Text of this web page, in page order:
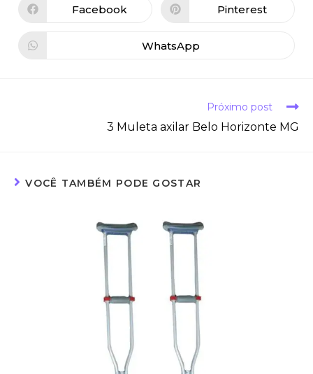
Facebook Pinterest
WhatsApp
Próximo post
3 Muleta axilar Belo Horizonte MG
VOCÊ TAMBÉM PODE GOSTAR